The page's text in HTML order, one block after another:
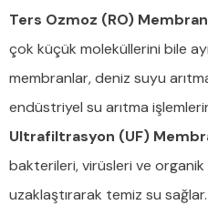
Ters Ozmoz (RO)
çok küçük moleküllerini bile
membranlar, deniz suyu
endüstriyel su arıtma
Ultrafiltrasyon (UF)
bakterileri, virüsleri ve
uzaklaştırarak temiz su